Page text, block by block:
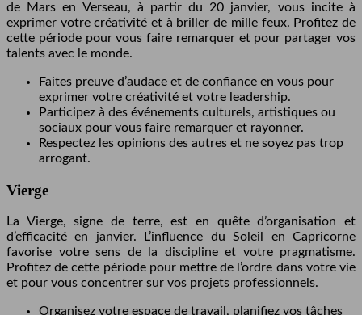
de Mars en Verseau, à partir du 20 janvier, vous incite à
exprimer votre créativité et à briller de mille feux. Profitez de
cette période pour vous faire remarquer et pour partager vos
talents avec le monde.
Faites preuve d’audace et de confiance en vous pour
exprimer votre créativité et votre leadership.
Participez à des événements culturels, artistiques ou
sociaux pour vous faire remarquer et rayonner.
Respectez les opinions des autres et ne soyez pas trop
arrogant.
Vierge
La Vierge, signe de terre, est en quête d’organisation et
d’efficacité en janvier. L’influence du Soleil en Capricorne
favorise votre sens de la discipline et votre pragmatisme.
Profitez de cette période pour mettre de l’ordre dans votre vie
et pour vous concentrer sur vos projets professionnels.
Organisez votre espace de travail, planifiez vos tâches